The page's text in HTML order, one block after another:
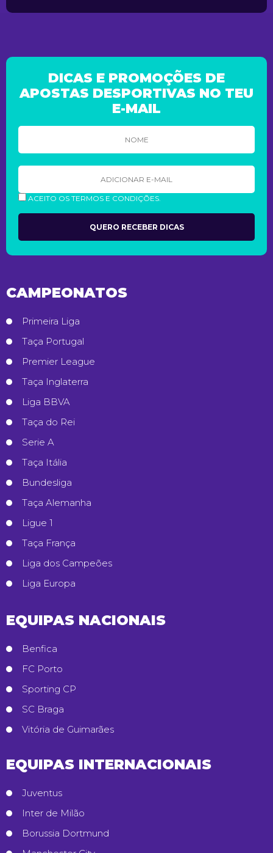
DICAS E PROMOÇÕES DE
APOSTAS DESPORTIVAS NO TEU
E-MAIL
ACEITO OS TERMOS E CONDIÇÕES.
CAMPEONATOS
Primeira Liga
Taça Portugal
Premier League
Taça Inglaterra
Liga BBVA
Taça do Rei
Serie A
Taça Itália
Bundesliga
Taça Alemanha
Ligue 1
Taça França
Liga dos Campeões
Liga Europa
EQUIPAS NACIONAIS
Benfica
FC Porto
Sporting CP
SC Braga
Vitória de Guimarães
EQUIPAS INTERNACIONAIS
Juventus
Inter de Milão
Borussia Dortmund